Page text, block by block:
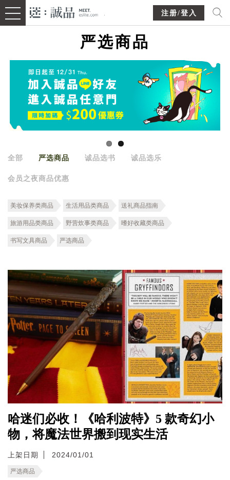
注册/登入
严选商品
全部 严选商品 诚品选书 诚品选乐
会员之夜商品优惠
美妆保养类商品 生活用品类商品 送礼商品指南
旅游用品类商品 野营炊事类商品 嗜好收藏类商品
书写文具商品 严选商品
哈迷们必收！《哈利波特》5 款奇幻小
物，将魔法世界搬到现实生活
上架日期 2024/01/01
严选商品